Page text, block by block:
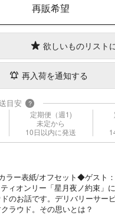
再販希望
欲しいものリスト
再入荷を通知する
目安 ?
定期便（週1)
未定から
10日以内に発送
ラー表紙/オフセット◆ゲスト
ィオンリー「星月夜ノ約束」
のお話です。デリバリーサー
ラウド。その思いとは？